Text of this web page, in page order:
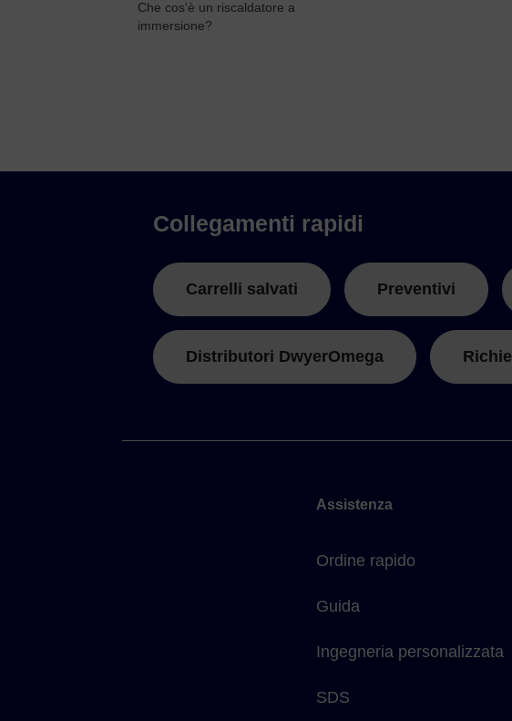
Che cos'è un riscaldatore a
immersione?
Collegamenti rapidi
Carrelli salvati Preventivi
Distributori DwyerOmega
Assistenza
Ordine rapido
Guida
Ingegneria personalizzata
SDS